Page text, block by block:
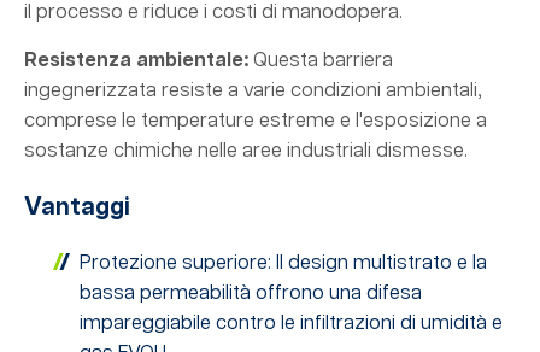
il processo e riduce i costi di manodopera.
Resistenza ambientale: Questa barriera
ingegnerizzata resiste a varie condizioni ambientali,
comprese le temperature estreme e l'esposizione a
sostanze chimiche nelle aree industriali dismesse.
Vantaggi
Protezione superiore: Il design multistrato e la
bassa permeabilità offrono una difesa
impareggiabile contro le infiltrazioni di umidità e